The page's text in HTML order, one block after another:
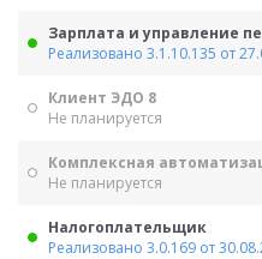
Зарплата и управление
Реализовано 3.1.10.135 от
Клиент ЭДО 8
Не планируется
Комплексная
Не планируется
Налогоплательщик
Реализовано 3.0.169 от